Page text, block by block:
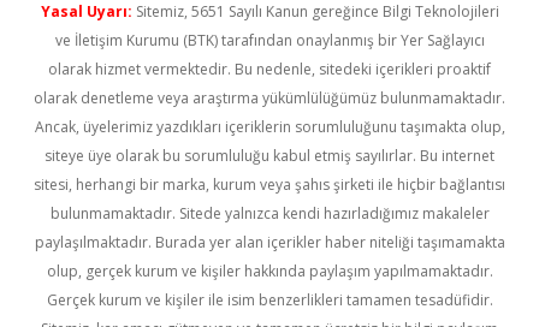
Yasal Uyarı: Sitemiz, 5651 Sayılı Kanun gereğince Bilgi Teknolojileri
ve İletişim Kurumu (BTK) tarafından onaylanmış bir Yer Sağlayıcı
olarak hizmet vermektedir. Bu nedenle, sitedeki içerikleri proaktif
olarak denetleme veya araştırma yükümlülüğümüz bulunmamaktadır.
Ancak, üyelerimiz yazdıkları içeriklerin sorumluluğunu taşımakta olup,
siteye üye olarak bu sorumluluğu kabul etmiş sayılırlar. Bu internet
sitesi, herhangi bir marka, kurum veya şahıs şirketi ile hiçbir bağlantısı
bulunmamaktadır. Sitede yalnızca kendi hazırladığımız makaleler
paylaşılmaktadır. Burada yer alan içerikler haber niteliği taşımamakta
olup, gerçek kurum ve kişiler hakkında paylaşım yapılmamaktadır.
Gerçek kurum ve kişiler ile isim benzerlikleri tamamen tesadüfidir.